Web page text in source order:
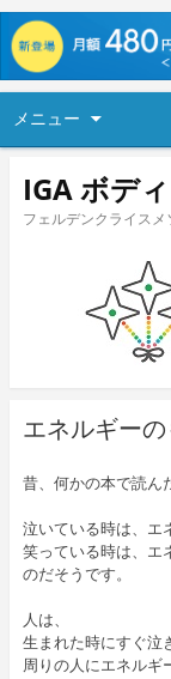
メニュー
IGA ボデ
フェルデンクライスメ
エネルギー
昔、何かの本で読ん
泣いている時は、エ
笑っている時は、エ
のだそうです。
人は、
生まれた時にすぐ泣
周りの人にエネルギ